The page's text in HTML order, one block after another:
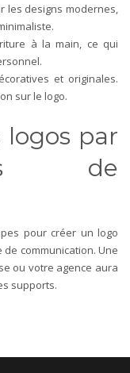
les designs modernes,
à la main, ce qui
et originales.
sur le logo.
logos par
de
pour créer un logo
communication. Une
ou votre agence aura
supports.